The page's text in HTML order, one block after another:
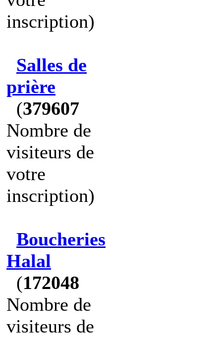
inscription)
Salles de
prière
(379607
Nombre de
visiteurs de
votre
inscription)
Boucheries
Halal
(172048
Nombre de
visiteurs de